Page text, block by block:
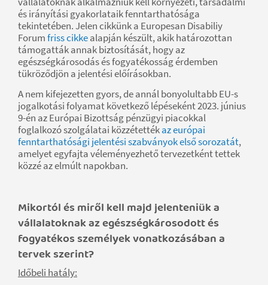
és irányítási gyakorlataik fenntarthatósága
tekintetében. Jelen cikkünk a Europesan Disabiliy
Forumfriss cikkealapján készült, akik határozottan
támogatták annak biztosítását, hogy az
egészségkárosodás és fogyatékosság érdemben
tükröződjön a jelentési előírásokban.
A nem kifejezetten gyors, de annál bonyolultabb EU-s
jogalkotási folyamat következő lépéseként 2023. június
9-én az Európai Bizottság pénzügyi piacokkal
foglalkozó szolgálatai közzétettékaz európai
fenntarthatósági jelentési szabványok első sorozatát,
amelyet egyfajta véleményezhető tervezetként tettek
közzé az elmúlt napokban.
Mikortól és miről kell majd jelenteniük a
vállalatoknak az egészségkárosodott és
fogyatékos személyek vonatkozásában a
tervek szerint?
Időbeli hatály: